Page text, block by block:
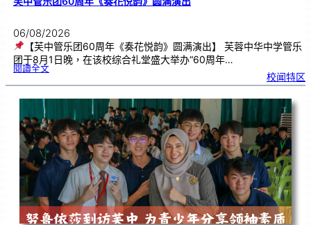
06/08/2026
【芙中管乐团60周年《奏花悦韵》圆满演出】 芙蓉中华中学管乐
团于8月1日晚，在该校综合礼堂盛大举办“60周年…
閱讀全文:芙
管
乐
6
0
《
奏
花
悦
韵
》
圆
满
演
出
校闻特区